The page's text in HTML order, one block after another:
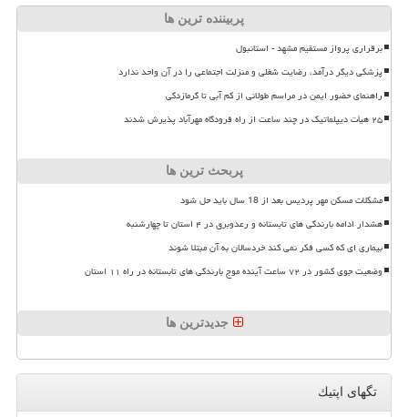
پربیننده ترین ها
برقراری پرواز مستقیم مشهد - استانبول
پزشکی دیگر درآمد، رضایت شغلی و منزلت اجتماعی را در آن واحد ندارد
راهنمای حضور ایمن در مراسم طولانی از کم آبی تا گرمازدگی
۲۵ هیأت دیپلماتیک در چند ساعت از راه فرودگاه مهرآباد پذیرش شدند
پربحث ترین ها
مشکلات مسکن مهر پردیس بعد از 18 سال باید حل شود
هشدار ادامه بارندگی های تابستانه و رعدوبرق در ۴ استان تا چهارشنبه
بیماری ای که کسی فکر نمی کند خردسالان به آن مبتلا شوند
وضعیت جوی کشور در ۷۲ ساعت آینده موج بارندگی های تابستانه در راه ۱۱ استان
جدیدترین ها
تگهای اپتیك